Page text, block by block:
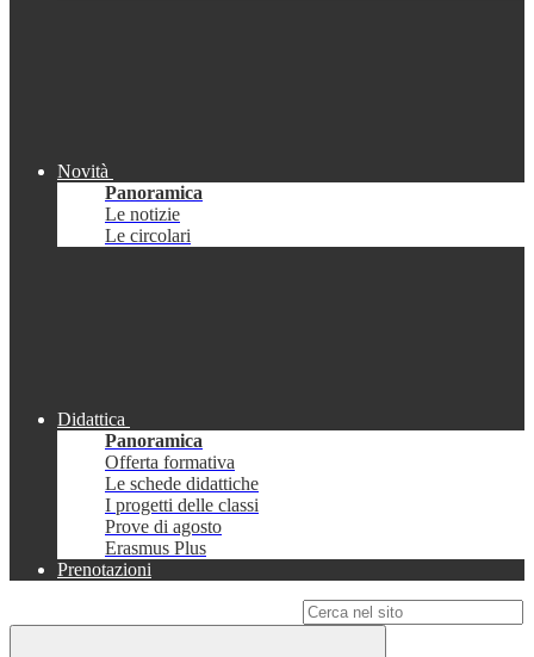
Novità
Panoramica
Le notizie
Le circolari
Didattica
Panoramica
Offerta formativa
Le schede didattiche
I progetti delle classi
Prove di agosto
Erasmus Plus
Prenotazioni